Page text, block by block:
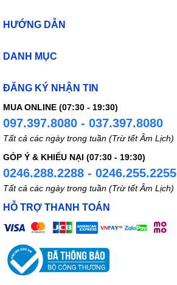
HƯỚNG DẪN
DANH MỤC
ĐĂNG KÝ NHẬN TIN
MUA ONLINE (07:30 - 19:30)
097.397.8080 - 037.397.8080
Tất cả các ngày trong tuần (Trừ tết Âm Lịch)
GÓP Ý & KHIẾU NẠI (07:30 - 19:30)
0246.288.2288 - 0246.255.2255
Tất cả các ngày trong tuần (Trừ tết Âm Lịch)
HỖ TRỢ THANH TOÁN